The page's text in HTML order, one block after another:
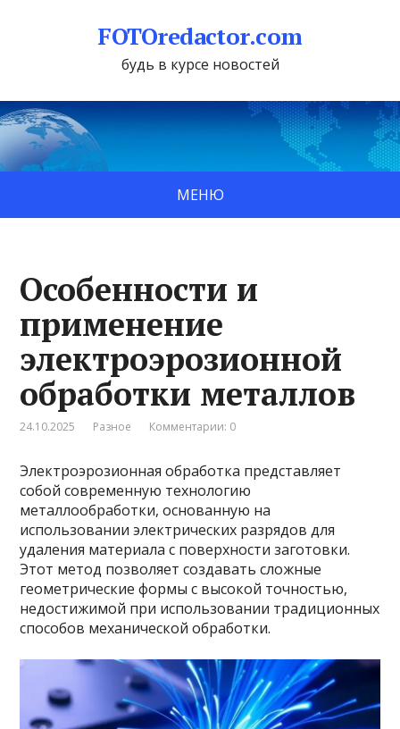
FOTOredactor.com
будь в курсе новостей
МЕНЮ
Особенности и
применение
электроэрозионной
обработки металлов
24.10.2025 Разное Комментарии: 0
Электроэрозионная обработка представляет
собой современную технологию
металлообработки, основанную на
использовании электрических разрядов для
удаления материала с поверхности заготовки.
Этот метод позволяет создавать сложные
геометрические формы с высокой точностью,
недостижимой при использовании традиционных
способов механической обработки.